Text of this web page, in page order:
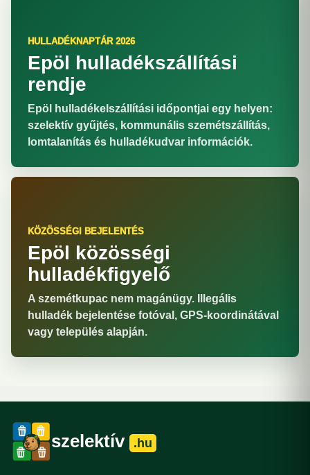
HULLADÉKNAPTÁR 2026
Epöl hulladékszállítási
rendje
Epöl hulladékelszállítási időpontjai egy helyen:
szelektív gyűjtés, kommunális szemétszállítás,
lomtalanítás és hulladékudvar információk.
KÖZÖSSÉGI BEJELENTÉS
Epöl közösségi
hulladékfigyelő
A szemétkupac nem magánügy. Illegális
hulladék bejelentése fotóval, GPS-koordinátával
vagy település alapján.
szelektív .hu